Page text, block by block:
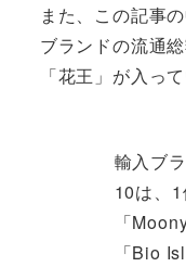
また、この記事
ブランドの流通
「花王」が入って
輸入ブ
10は、1
「
「Bio